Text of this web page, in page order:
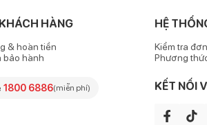
an toàn, nhẹ nhàng và bền đẹp.
siêu mềm, được thiết kế khớp với
HÀNG
& hoàn tiền
bảo hành
1800 6886(miễn phí)
HỆ
Kiểm tra
Phương
KẾT NỐI